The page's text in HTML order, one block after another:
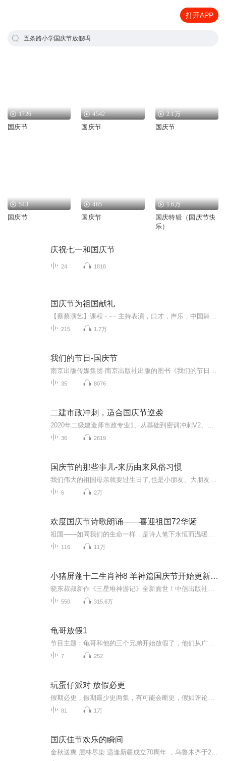
打开APP
五条路小学国庆节放假吗
1726
国庆节
4542
国庆节
2.1万
国庆节
543
国庆节
465
国庆节
1.6万
国庆特辑（国庆节快
乐）
庆祝七一和国庆节
24 1818
国庆节为祖国献礼
215 1.7万
我们的节日-国庆节
35 8076
二建市政冲刺，适合国庆节逆袭
36 2619
国庆节的那些事儿-来历由来风俗习惯
6 2万
欢度国庆节诗歌朗诵——喜迎祖国72华诞
116 11万
小猪屏蓬十二生肖神8 羊神篇国庆节开始更新啦！
550 315.6万
龟哥放假1
7 252
玩蛋仔派对 放假必更
81 1万
国庆佳节欢乐的瞬间